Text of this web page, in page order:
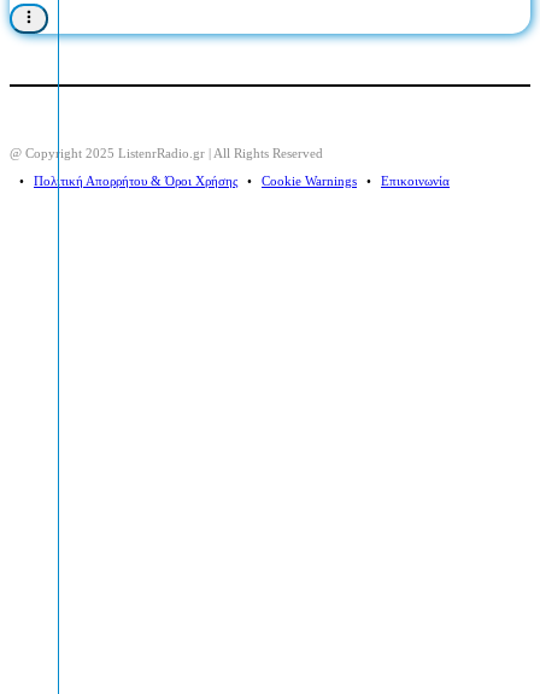
@ Copyright 2025 ListenrRadio.gr | All Rights Reserved
⠀•⠀ Πολιτική Απορρήτου & Όροι Χρήσης ⠀•⠀ Cookie Warnings ⠀•⠀ Επικοινωνία